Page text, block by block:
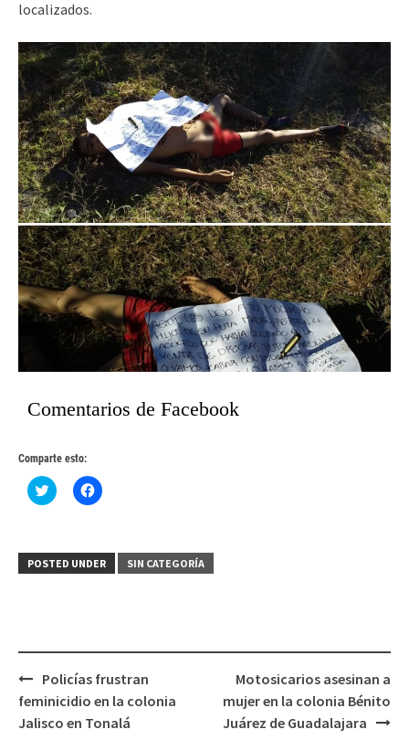
localizados.
Comentarios de Facebook
Comparte esto:
Haz
clic
(Se
abre
Haz
clic
(Se
abre
POSTED UNDER SIN CATEGORÍA
Post
navigation
Policías frustran
feminicidio en la colonia
Jalisco en Tonalá
Motosicarios asesinan a
mujer en la colonia Bénito
Juárez de Guadalajara